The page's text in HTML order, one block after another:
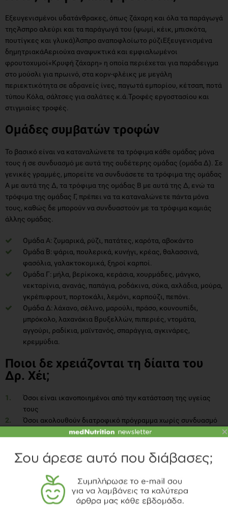
Εξευγενισμένοι υδατάνθρακες, όπως ζάχαρη και όλα τα παράγωγά
τηςΆσπρο αλεύρι και τα παράγωγά του (ψωμί, κέικ, μπισκότα,
πουτίγκες και γλυκά)Άσπρο αναποφλοίωτο ρύζιΕξευγενισμένα
δημητριακάΑεριούχα αναψυκτικά και εμφιαλωμένοι
φρουτοχυμοί«Κρυφή ζάχαρη» η οποία περιέχεται για παράδειγμα
στο μούσλι για πρωινό, στα κορν-φλέικς με μεγάλη
περιεκτικότητα σε αδρανείς ίνες, παγωτά εμπορίου, κέτσαπ, ποτά
τύπου Κόλα, σάλτσες για σαλάτες κ.ά.Τροφές εργοστασίου και
στιγμιαίες τροφές.
Ομάδες συμβατών τροφών
Το βασικό είναι να καταναλώνετε τα τρόφιμα κάθε ομάδας μόνα
τους ή σε συνδυασμό με αυτά της ουδέτερης ομάδας (ομάδα Δ). Σε
γενικές γραμμές, μπορείτε να συνδυάσετε τα τρόφιμα της ομάδας
Α με αυτά της Δ, τα τρόφιμα της ομάδας Β με αυτά της Δ, ενώ τα
τρόφιμα της ομάδας Γ, πρέπει να τα καταναλώνετε πάντα μόνα
τους, καθώς δε μπορούν να συνδυαστούν με τα τρόφιμα καμιάς
άλλης ομάδας.
Ομάδα Α: ζυμαρικά, ρύζι, πατάτες, καρότα, αβοκάντο
Ομάδα Β: ψάρια, πουλερικά, κυνήγι, κρέας, θαλασσινά,
φασόλια, γαλακτοκομικά, ξηροί καρποί.
Ομάδα Γ: μήλα, βερίκοκα, κεράσια, χουρμάδες, μάνγκο,
νεκταρίνια, ανανάς, παπάγια, ροδάκινα, σύκα, αχλάδια, μούρα,
γκρέπιφρουτ, πορτοκάλι, λεμόνι, καρπούζι, πεπόνι.
Ομάδα Δ: λάχανο, σέλινο, μαρούλι, πράσο, κουνουπίδι,
μπρόκολο, λαχανάκια Βρυξελλών, πιπεριές, ντομάτα,
αγγούρι, ραδίκια, μαϊντανός, σπαράγγια, αγκινάρες,
κρεμμύδια.
Ποιοι δε χρειάζονται τη δίαιτα του
Δρ. Χέι;
Όσοι είναι ικανοποιημένοι από την κατάσταση της υγείας
τους
Όσοι ακολουθούν διατροφικό πρόγραμμα χωρίς συνδυασμό
των τροφών και χωρίς να αντιμετωπίζουν ενοχλήσεις
Η διατροφολόγος σχολιάζει
Πλούσια σε φυτικές ίνες
Η συγκεκριμένη δίαιτα είναι πλούσια σε φυτικές ίνες και
αποκλείει τελείως τα επεξεργασμένα τρόφιμα και τις έτοιμες
×